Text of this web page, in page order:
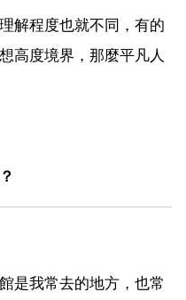
解程度也就不同，有的
高度境界，那麼平凡人
是我常去的地方，也常